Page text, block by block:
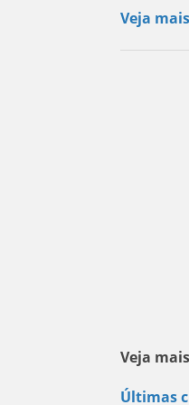
Veja
Veja
Últimas